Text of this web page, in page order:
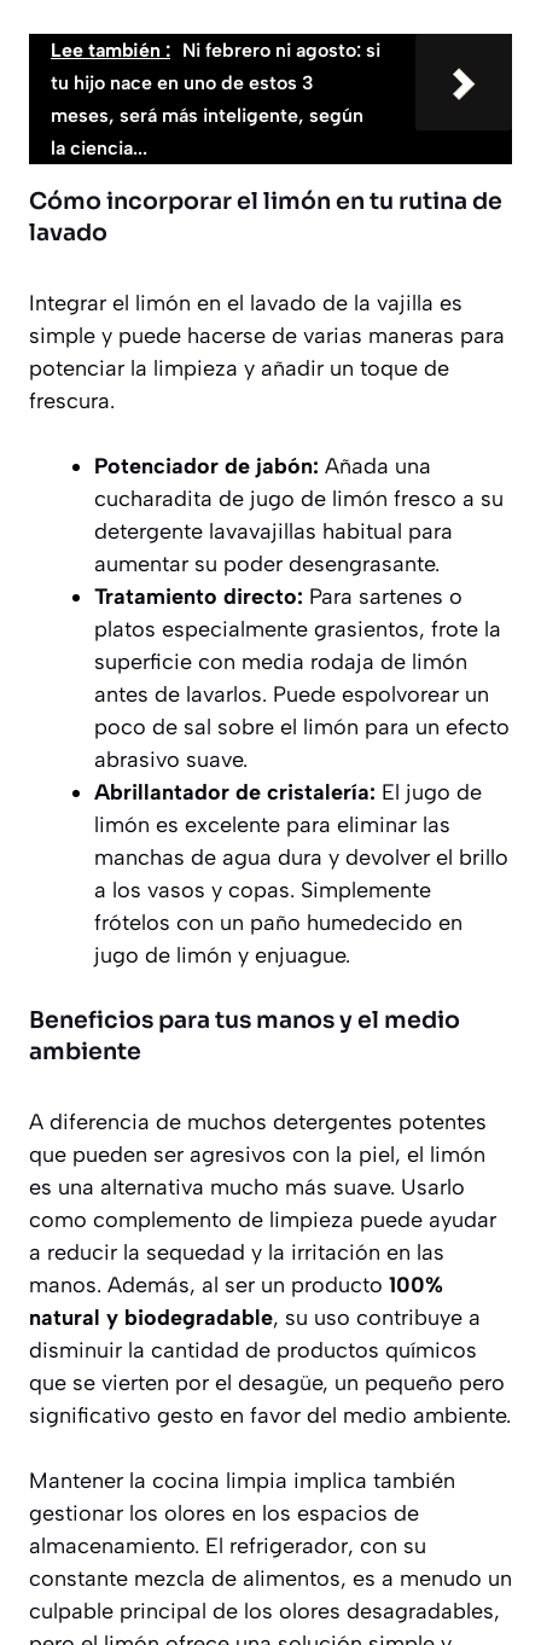
Lee también : Ni febrero ni agosto: si
tu hijo nace en uno de estos 3
meses, será más inteligente, según
la ciencia...
Cómo incorporar el limón en tu rutina de
lavado
Integrar el limón en el lavado de la vajilla es
simple y puede hacerse de varias maneras para
potenciar la limpieza y añadir un toque de
frescura.
Potenciador de jabón: Añada una
cucharadita de jugo de limón fresco a su
detergente lavavajillas habitual para
aumentar su poder desengrasante.
Tratamiento directo: Para sartenes o
platos especialmente grasientos, frote la
superficie con media rodaja de limón
antes de lavarlos. Puede espolvorear un
poco de sal sobre el limón para un efecto
abrasivo suave.
Abrillantador de cristalería: El jugo de
limón es excelente para eliminar las
manchas de agua dura y devolver el brillo
a los vasos y copas. Simplemente
frótelos con un paño humedecido en
jugo de limón y enjuague.
Beneficios para tus manos y el medio
ambiente
A diferencia de muchos detergentes potentes
que pueden ser agresivos con la piel, el limón
es una alternativa mucho más suave. Usarlo
como complemento de limpieza puede ayudar
a reducir la sequedad y la irritación en las
manos. Además, al ser un producto 100%
natural y biodegradable, su uso contribuye a
disminuir la cantidad de productos químicos
que se vierten por el desagüe, un pequeño pero
significativo gesto en favor del medio ambiente.
Mantener la cocina limpia implica también
gestionar los olores en los espacios de
almacenamiento. El refrigerador, con su
constante mezcla de alimentos, es a menudo un
culpable principal de los olores desagradables,